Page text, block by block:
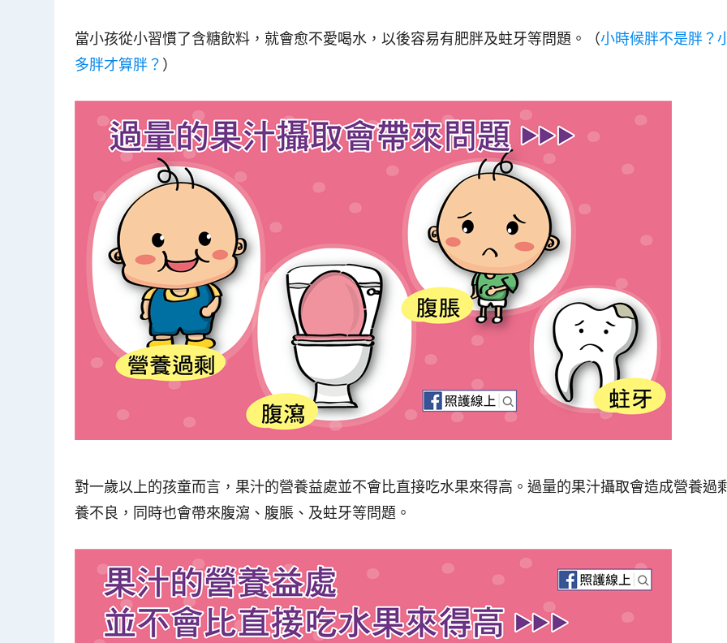
當小孩從小習慣了含糖飲料，就會愈不愛喝水，以後容易有肥胖及蛀牙等問題。（小時候胖不是胖？
多胖才算胖？ ）
對一歲以上的孩童而言，果汁的營養益處並不會比直接吃水果來得高。過量的果汁攝取會造成營養過
養不良 ，同時也會帶來腹瀉、腹脹、及蛀牙等問題 。